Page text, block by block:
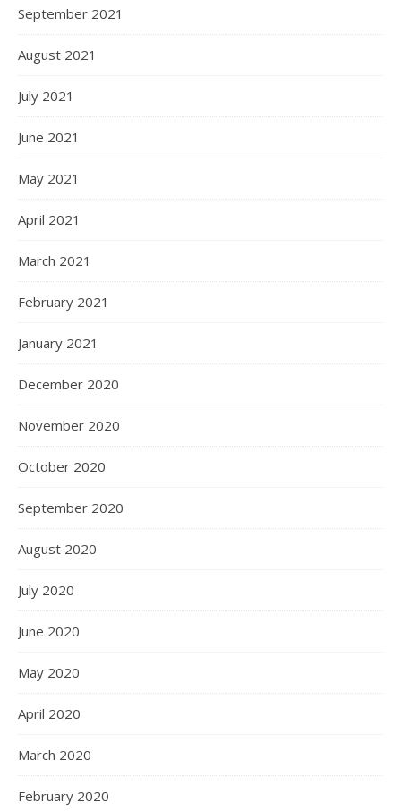
September 2021
August 2021
July 2021
June 2021
May 2021
April 2021
March 2021
February 2021
January 2021
December 2020
November 2020
October 2020
September 2020
August 2020
July 2020
June 2020
May 2020
April 2020
March 2020
February 2020